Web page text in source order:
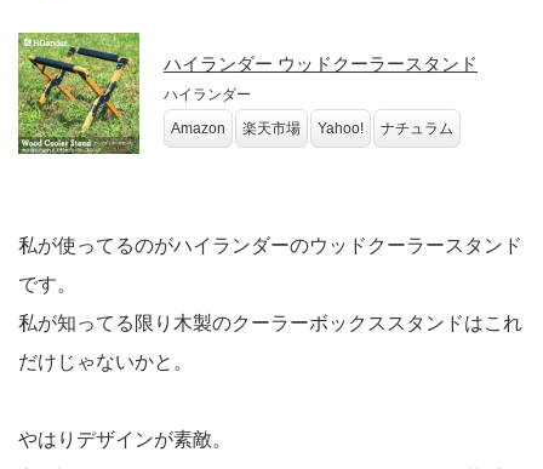
ハイランダー ウッドクーラースタンド
ハイランダー
Amazon
楽天市場 Yahoo! ナチュラム
私が使ってるのがハイランダーのウッドクーラースタンド
です。
私が知ってる限り木製のクーラーボックススタンドはこれ
だけじゃないかと。
やはりデザインが素敵。